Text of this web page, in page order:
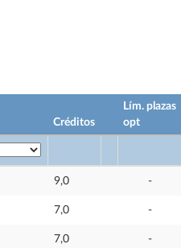
Créditos
Lím. plazas
opt
9,0 -
7,0 -
7,0 -